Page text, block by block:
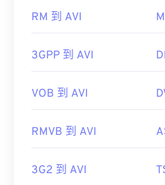
有用的链接：
https://
有用的链接：
https://tools.ietf.org/
RM 到 AVI
3GPP 到 AVI
VOB 到 AVI
RMVB 到 AVI
3G2 到 AVI